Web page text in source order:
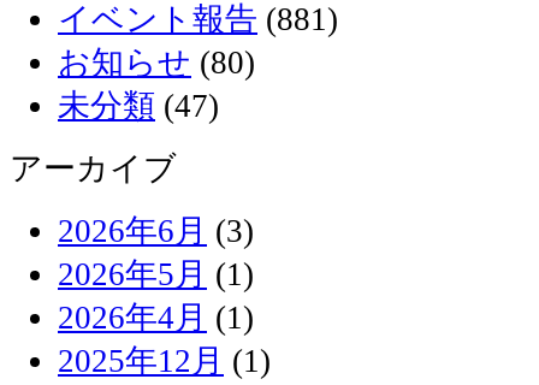
イベント報告 (881)
お知らせ (80)
未分類 (47)
アーカイブ
2026年6月 (3)
2026年5月 (1)
2026年4月 (1)
2025年12月 (1)